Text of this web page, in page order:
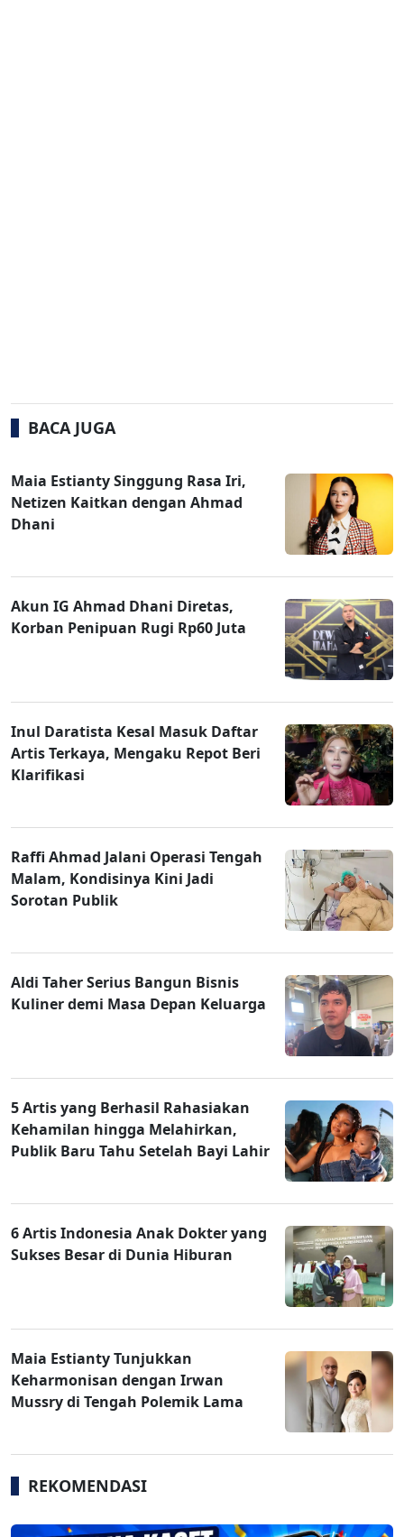
BACA JUGA
Maia Estianty Singgung Rasa Iri,
Netizen Kaitkan dengan Ahmad
Dhani
Akun IG Ahmad Dhani Diretas,
Korban Penipuan Rugi Rp60 Juta
Inul Daratista Kesal Masuk Daftar
Artis Terkaya, Mengaku Repot Beri
Klarifikasi
Raffi Ahmad Jalani Operasi Tengah
Malam, Kondisinya Kini Jadi
Sorotan Publik
Aldi Taher Serius Bangun Bisnis
Kuliner demi Masa Depan Keluarga
5 Artis yang Berhasil Rahasiakan
Kehamilan hingga Melahirkan,
Publik Baru Tahu Setelah Bayi Lahir
6 Artis Indonesia Anak Dokter yang
Sukses Besar di Dunia Hiburan
Maia Estianty Tunjukkan
Keharmonisan dengan Irwan
Mussry di Tengah Polemik Lama
REKOMENDASI